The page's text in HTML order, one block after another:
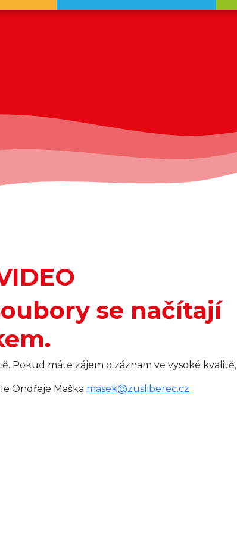
se načítají
Pokud máte zájem o záznam ve vysoké kvalitě,
Ondřeje Maška masek@zusliberec.cz